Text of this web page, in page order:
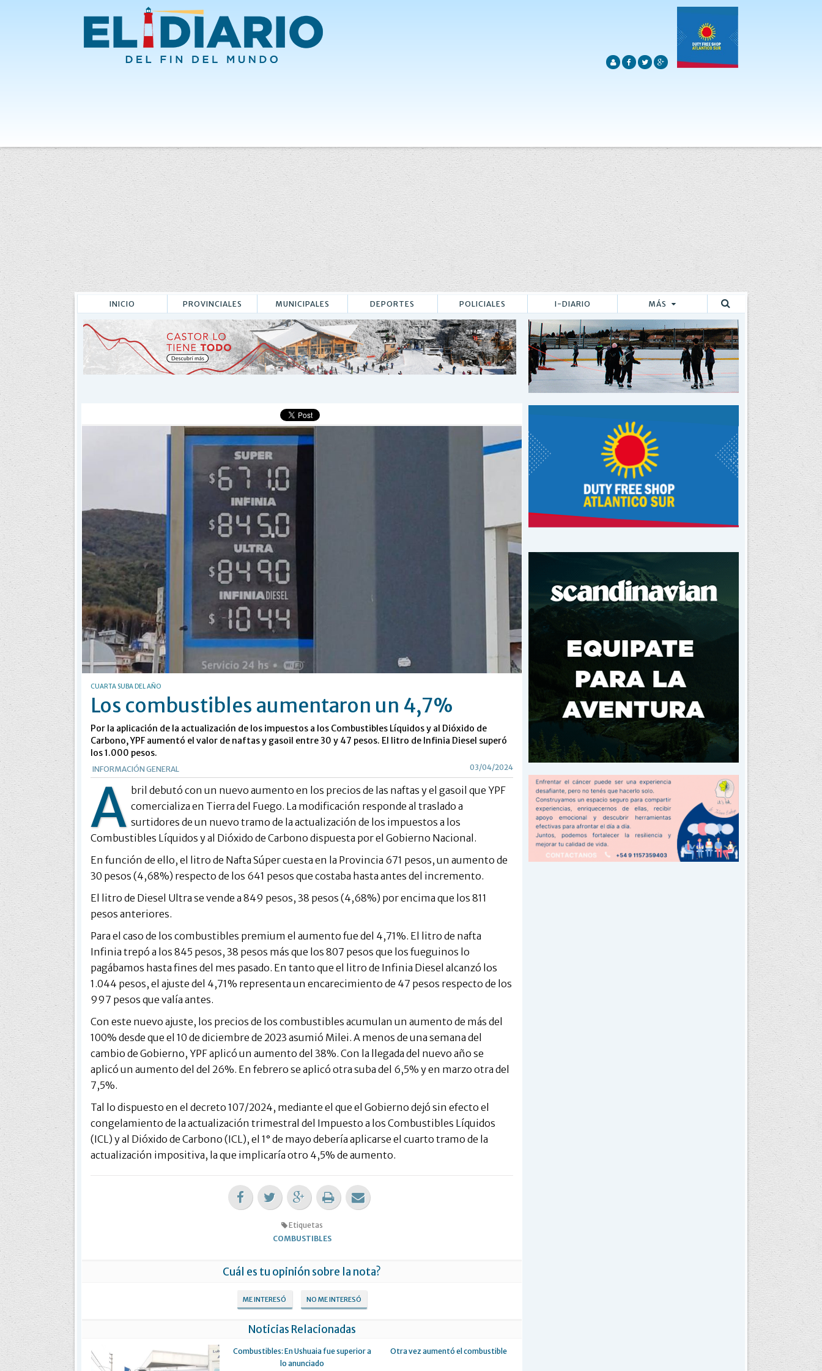
INICIO PROVINCIALES MUNICIPALES DEPORTES POLICIALES I-DIARIO MÁS
Buscar
CUARTA SUBA DEL AÑO
Los combustibles aumentaron un 4,7%
Por la aplicación de la actualización de los impuestos a los Combustibles Líquidos y al Dióxido de
Carbono, YPF aumentó el valor de naftas y gasoil entre 30 y 47 pesos. El litro de Infinia Diesel superó
los 1.000 pesos.
INFORMACIÓN GENERAL 03/04/2024
A bril debutó con un nuevo aumento en los precios de las naftas y el gasoil que YPF
comercializa en Tierra del Fuego. La modificación responde al traslado a
surtidores de un nuevo tramo de la actualización de los impuestos a los
Combustibles Líquidos y al Dióxido de Carbono dispuesta por el Gobierno Nacional.
En función de ello, el litro de Nafta Súper cuesta en la Provincia 671 pesos, un aumento de
30 pesos (4,68%) respecto de los 641 pesos que costaba hasta antes del incremento.
El litro de Diesel Ultra se vende a 849 pesos, 38 pesos (4,68%) por encima que los 811
pesos anteriores.
Para el caso de los combustibles premium el aumento fue del 4,71%. El litro de nafta
Infinia trepó a los 845 pesos, 38 pesos más que los 807 pesos que los fueguinos lo
pagábamos hasta fines del mes pasado. En tanto que el litro de Infinia Diesel alcanzó los
1.044 pesos, el ajuste del 4,71% representa un encarecimiento de 47 pesos respecto de los
997 pesos que valía antes.
Con este nuevo ajuste, los precios de los combustibles acumulan un aumento de más del
100% desde que el 10 de diciembre de 2023 asumió Milei. A menos de una semana del
cambio de Gobierno, YPF aplicó un aumento del 38%. Con la llegada del nuevo año se
aplicó un aumento del del 26%. En febrero se aplicó otra suba del 6,5% y en marzo otra del
7,5%.
Tal lo dispuesto en el decreto 107/2024, mediante el que el Gobierno dejó sin efecto el
congelamiento de la actualización trimestral del Impuesto a los Combustibles Líquidos
(ICL) y al Dióxido de Carbono (ICL), el 1° de mayo debería aplicarse el cuarto tramo de la
actualización impositiva, la que implicaría otro 4,5% de aumento.
Etiquetas
COMBUSTIBLES
Cuál es tu opinión sobre la nota?
ME INTERESÓ NO ME INTERESÓ
Noticias Relacionadas
Combustibles: En Ushuaia fue superior a
lo anunciado
Otra vez aumentó el combustible